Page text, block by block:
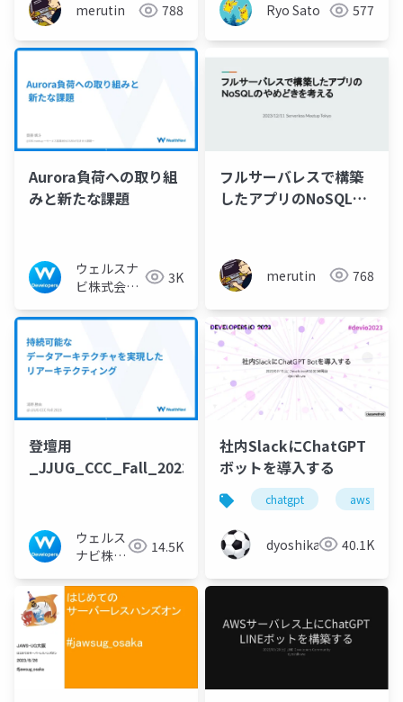
merutin 788 Ryo Sato 577
Aurora負荷への取り組
みと新たな課題
ウェルスナ
ビ株式会社
ーム
3K
フルサーバレスで構築
したアプリのNoSQLの
merutin 768
登壇用
_JJUG_CCC_Fall_2023_WealthNavi
ウェルス
ナビ株式
術広報チ
ーム
14.5K
社内SlackにChatGPT
ボットを導入する
chatgpt aws
dyoshikawa 40.1K